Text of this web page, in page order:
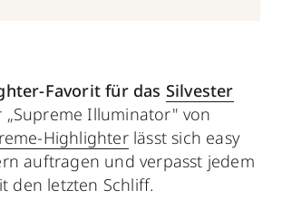
Favorit für das Silvester
„Supreme Illuminator" von
Highlighterlässt sich easy
auftragen und verpasst jedem
den letzten Schliff.